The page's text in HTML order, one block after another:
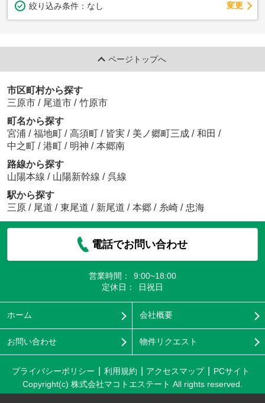
絞り込み条件： なし 変更
ページトップへ
市区町村から探す
三原市 / 尾道市 / 竹原市
町名から探す
宮浦 / 福地町 / 高須町 / 皆実 / 美ノ郷町三成 / 和田 /
中之町 / 港町 / 明神 / 本郷南
路線から探す
山陽本線 / 山陽新幹線 / 呉線
駅から探す
三原 / 尾道 / 東尾道 / 新尾道 / 本郷 / 糸崎 / 忠海
電話でお問い合わせ
営業時間：
9:00~18:00
定休日：
日祝日
ホーム 会社概要
お問い合わせ 物件リクエスト
プライバシーポリシー 利用規約 アクセスマップ
PCサイト
Copyright(c) 株式会社マコトエステート All rights reserved.